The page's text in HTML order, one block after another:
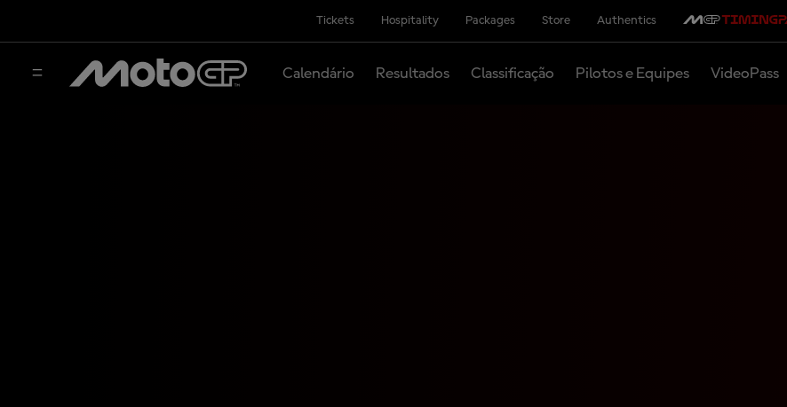
Tickets Hospitality Packages Store Authentics
Calendário Resultados Classificação Pilotos e Equipes VideoPass